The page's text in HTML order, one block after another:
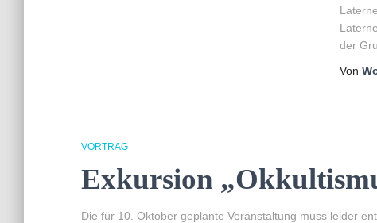
der
Von
VORTRAG
Exkursion
Die für 10. Oktober geplante Veranstaltung muss leider